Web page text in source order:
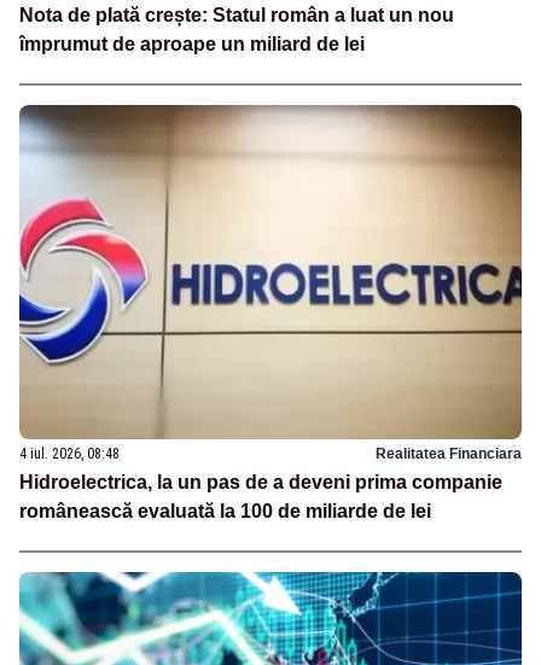
Nota de plată crește: Statul român a luat un nou
împrumut de aproape un miliard de lei
4 iul. 2026, 08:48 Realitatea Financiara
Hidroelectrica, la un pas de a deveni prima companie
românească evaluată la 100 de miliarde de lei